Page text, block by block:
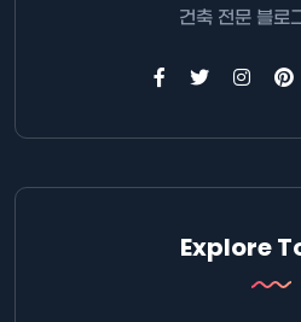
건축 전문 블로
Explore